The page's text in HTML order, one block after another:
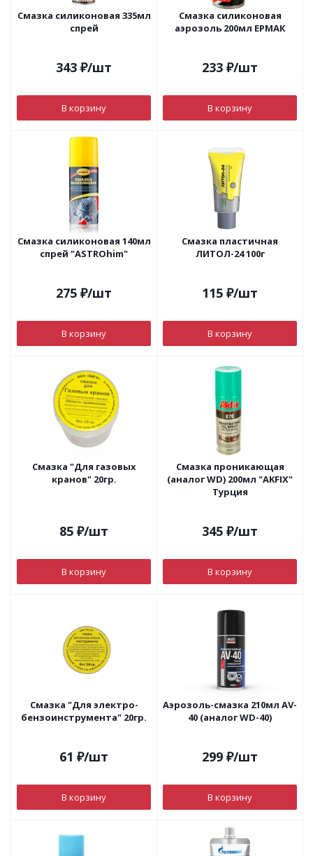
Смазка силиконовая 335мл
спрей
343 ₽/шт
В корзину
Смазка силиконовая
аэрозоль 200мл ЕРМАК
233 ₽/шт
В корзину
Смазка силиконовая 140мл
спрей "ASTROhim"
275 ₽/шт
В корзину
Смазка пластичная
ЛИТОЛ-24 100г
115 ₽/шт
В корзину
Смазка "Для газовых
кранов" 20гр.
85 ₽/шт
В корзину
Смазка проникающая
(аналог WD) 200мл "AKFIX"
Турция
345 ₽/шт
В корзину
Смазка "Для электро-
бензоинструмента" 20гр.
61 ₽/шт
В корзину
Аэрозоль-смазка 210мл AV-
40 (аналог WD-40)
299 ₽/шт
В корзину